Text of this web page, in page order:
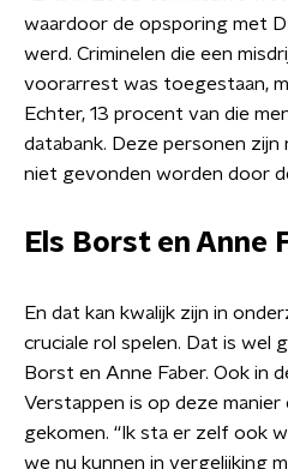
waardoor de opsporing met
werd. Criminelen die een
voorarrest was toegestaan,
Echter, 13 procent van die
databank. Deze personen zijn
niet gevonden worden door de
Els Borst en Anne
En dat kan kwalijk zijn in
cruciale rol spelen. Dat is wel
Borst en Anne Faber. Ook in
Verstappen is op deze manier
gekomen. ‘‘Ik sta er zelf ook
we nu kunnen in vergelijking